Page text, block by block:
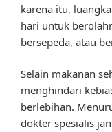
karena itu,
hari untuk
bersepeda, atau
Selain makanan
menghindari
berlebihan.
dokter spesialis